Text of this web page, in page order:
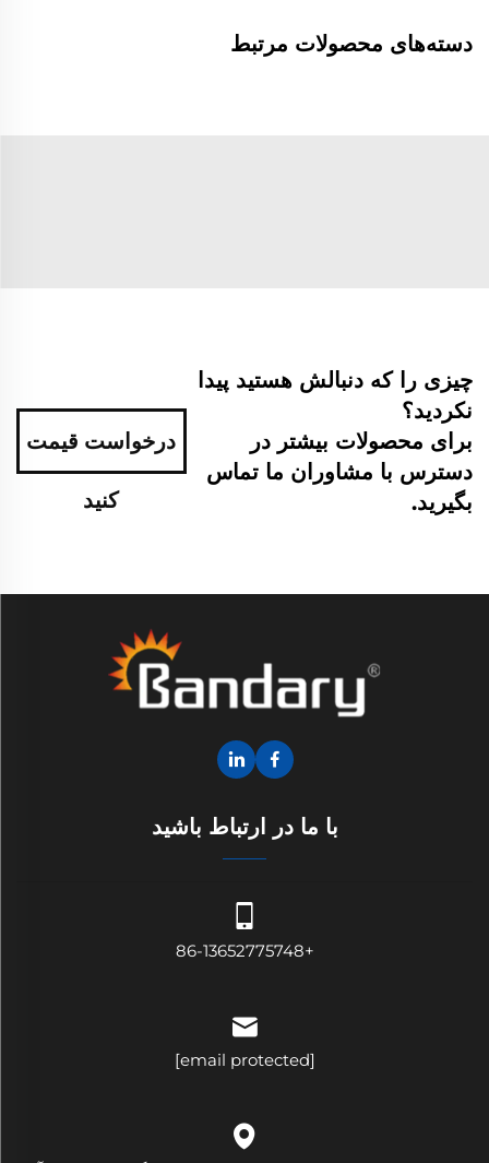
دسته‌های محصولات مرتبط
چیزی را که دنبالش هستید پیدا
نکردید؟
برای محصولات بیشتر در
دسترس با مشاوران ما تماس
بگیرید.
درخواست قیمت
کنید
با ما در ارتباط باشید
+86-13652775748
[email protected]